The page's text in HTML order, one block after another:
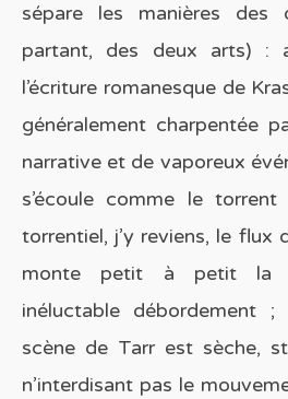
sépare les manières des
partant, des deux arts) :
l’écriture romanesque de
généralement charpentée
narrative et de vaporeux
s’écoule comme le
torrentiel, j’y reviens, le flux
monte petit à petit la
inéluctable débordement
scène de Tarr est sèche,
n’interdisant pas le